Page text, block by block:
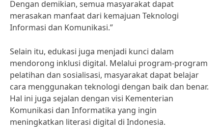
Dengan demikian, semua masyarakat dapat
merasakan manfaat dari kemajuan Teknologi
Informasi dan Komunikasi.”
Selain itu, edukasi juga menjadi kunci dalam
mendorong inklusi digital. Melalui program-program
pelatihan dan sosialisasi, masyarakat dapat belajar
cara menggunakan teknologi dengan baik dan benar.
Hal ini juga sejalan dengan visi Kementerian
Komunikasi dan Informatika yang ingin
meningkatkan literasi digital di Indonesia.